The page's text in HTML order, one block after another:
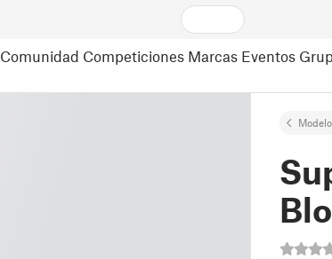
Comunidad Competiciones Marcas Eventos